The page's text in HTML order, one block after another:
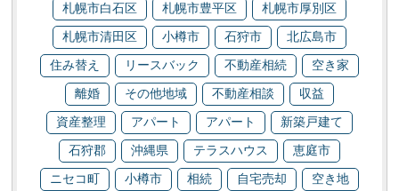
札幌市白石区
札幌市豊平区
札幌市厚別区
札幌市清田区
小樽市 石狩市
北広島市
住み替え
リースバック 不動産相続
空き家
離婚
その他地域 不動産相談
収益
資産整理
アパート アパート
新築戸建て
石狩郡
沖縄県 テラスハウス
恵庭市
ニセコ町
小樽市 相続 自宅売却
空き地